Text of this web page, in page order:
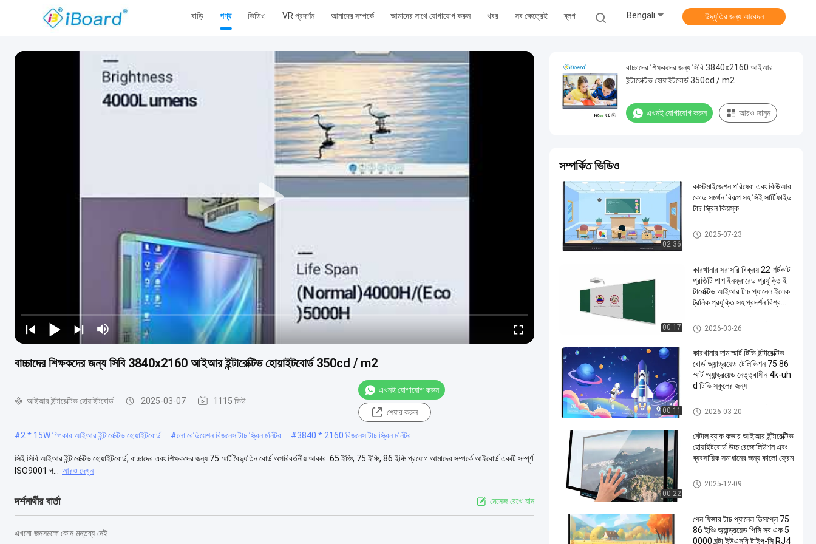
বাড়ি পণ্য ভিডিও VR প্রদর্শন আমাদের সম্পর্কে আমাদের সাথে যোগাযোগ করুন খবর সব ক্ষেত্রেই ব্লগ Bengali উদ্ধৃতির জন্য আবেদন
বাচ্চাদের শিক্ষকদের জন্য সিবি 3840x2160 আইআর ইন্টারেক্টিভ হোয়াইটবোর্ড 350cd / m2
আইআর ইন্টারেক্টিভ হোয়াইটবোর্ড 2025-03-07 1115 ভিউ
এখনই যোগাযোগ করুন
শেয়ার করুন
#2 * 15W স্পিকার আইআর ইন্টারেক্টিভ হোয়াইটবোর্ড #লো রেডিয়েশন বিজনেস টাচ স্ক্রিন মনিটর #3840 * 2160 বিজনেস টাচ স্ক্রিন মনিটর
সিই সিবি আইআর ইন্টারেক্টিভ হোয়াইটবোর্ড, বাচ্চাদের এবং শিক্ষকদের জন্য 75 স্মার্ট বৈদ্যুতিন বোর্ড অপরিবর্তনীয় আকার: 65 ইঞ্চি, 75 ইঞ্চি, 86 ইঞ্চি প্রয়োগ আমাদের সম্পর্কে আইবোর্ড একটি সম্পূর্ণ
ISO9001 গ...
আরও দেখুন
দর্শনার্থীর বার্তা মেসেজ রেখে যান
এখনো জনসমক্ষে কোন মন্তব্য নেই
বাচ্চাদের শিক্ষকদের জন্য সিবি 3840x2160 আইআর
ইন্টারেক্টিভ হোয়াইটবোর্ড 350cd / m2
এখনই যোগাযোগ করুন আরও জানুন
সম্পর্কিত ভিডিও
02:36
কাস্টমাইজেশন পরিষেবা এবং কিউআর
কোড সমর্থন বিকল্প সহ সিই সার্টিফাইড
টাচ স্ক্রিন কিয়স্ক
টাওয়ার স্ক্রিন কিওস্কে
2025-07-23
00:17
কারখানার সরাসরি বিক্রয় 22 শর্টকাট
প্রতিটি পাশ ইনফ্রারেড প্রযুক্তি ই
ন্টারেক্টিভ আইআর টাচ প্যানেল ইলেক
ট্রনিক প্রযুক্তি সহ প্রদর্শন বিশ্ব
হোয়াইটবোর্ড হোয়াইটবোর্ড
আইআর ইন্টারেক্টিভ হোয়াইটবোর্ড
2026-03-26
00:11
কারখানার দাম স্মার্ট টিভি ইন্টারেক্টিভ
বোর্ড অ্যান্ড্রয়েড টেলিভিশন 75 86
স্মার্ট অ্যান্ড্রয়েড নেতৃত্বাধীন 4k-uh
d টিভি স্কুলের জন্য
আইআর ইন্টারেক্টিভ হোয়াইটবোর্ড
2026-03-20
00:22
মেটাল ব্যাক কভার আইআর ইন্টারেক্টিভ
হোয়াইটবোর্ড উচ্চ রেজোলিউশন এবং
ব্যবসায়িক সমাধানের জন্য কালো ফ্রেম
আইআর ইন্টারেক্টিভ হোয়াইটবোর্ড
2025-12-09
পেন ফিঙ্গার টাচ প্যানেল ডিসপ্লে 75
86 ইঞ্চি অ্যান্ড্রয়েড পিসি সব এক 5
0000 ঘন্টা ইউএসবি টাইপ-সি RJ4